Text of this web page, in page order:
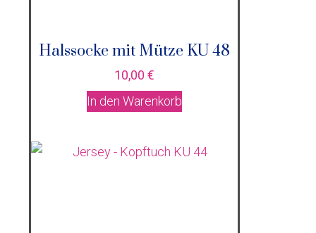
Halssocke mit Mütze KU 48
10,00 €
In den Warenkorb